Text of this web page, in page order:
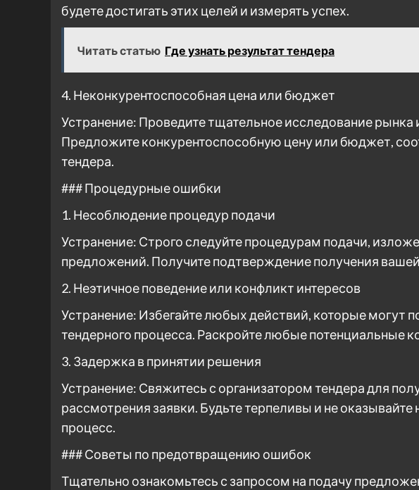
будете достигать этих целей и измерять успех.
Читать статью Где узнать результат тендера
4. Неконкурентоспособная цена или бюджет
Устранение: Проведите тщательное исследование рынка
Предложите конкурентоспособную цену или бюджет,
тендера.
### Процедурные ошибки
1. Несоблюдение процедур подачи
Устранение: Строго следуйте процедурам подачи,
предложений. Получите подтверждение получения
2. Неэтичное поведение или конфликт интересов
Устранение: Избегайте любых действий, которые могут
тендерного процесса. Раскройте любые потенциальные
3. Задержка в принятии решения
Устранение: Свяжитесь с организатором тендера для
рассмотрения заявки. Будьте терпеливы и не
процесс.
### Советы по предотвращению ошибок
Тщательно ознакомьтесь с запросом на подачу